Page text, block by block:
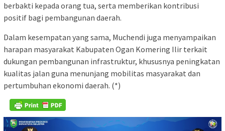
berbakti kepada orang tua, serta memberikan kontribusi
positif bagi pembangunan daerah.
Dalam kesempatan yang sama, Muchendi juga menyampaikan
harapan masyarakat Kabupaten Ogan Komering Ilir terkait
dukungan pembangunan infrastruktur, khususnya peningkatan
kualitas jalan guna menunjang mobilitas masyarakat dan
pertumbuhan ekonomi daerah. (*)